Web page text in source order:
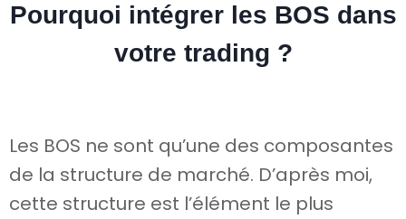
Pourquoi intégrer les BOS dans
votre trading ?
Les BOS ne sont qu’une des composantes
de la structure de marché. D’après moi,
cette structure est l’élément le plus